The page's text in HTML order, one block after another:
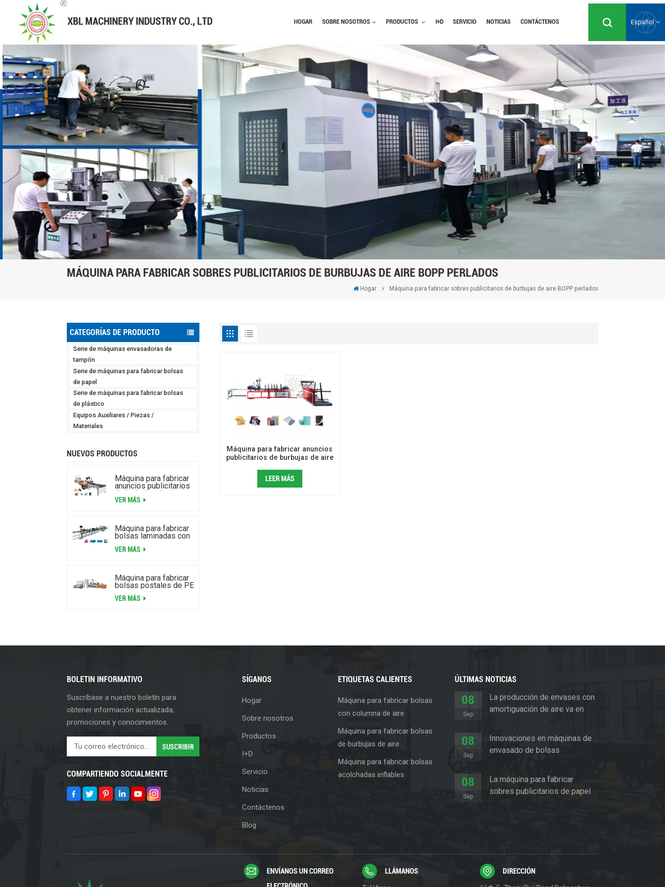
HOGAR SOBRE NOSOTROS PRODUCTOS I+D SERVICIO NOTICIAS CONTÁCTENOS Español
English
Русский
Español
Português
MÁQUINA PARA FABRICAR SOBRES PUBLICITARIOS DE BURBUJAS DE AIRE BOPP PERLADOS
Hogar Máquina para fabricar sobres publicitarios de burbujas de aire BOPP perlados
CATEGORÍAS DE PRODUCTO
Serie de máquinas envasadoras de
tampón
Serie de máquinas para fabricar bolsas
de papel
Serie de máquinas para fabricar bolsas
de plástico
Equipos Auxiliares / Piezas /
Materiales
NUEVOS PRODUCTOS
Máquina para fabricar
anuncios publicitarios
de burbujas de aire
laminados de alta
VER MÁS
Máquina para fabricar
bolsas laminadas con
cremallera y burbujas
de aire
VER MÁS
Máquina para fabricar
bolsas postales de PE
VER MÁS
Máquina para fabricar anuncios
publicitarios de burbujas de aire
LEER MÁS
BOLETIN INFORMATIVO
Suscríbase a nuestro boletín para
obtener información actualizada,
promociones y conocimientos.
COMPARTIENDO SOCIALMENTE
SÍGANOS
Hogar
Sobre nosotros
Productos
I+D
Servicio
Noticias
Contáctenos
Blog
ETIQUETAS CALIENTES
Máquina para fabricar bolsas
con columna de aire
Máquina para fabricar bolsas
de burbujas de aire
Máquina para fabricar bolsas
acolchadas inflables
ÚLTIMAS NOTICIAS
08
Sep
La producción de envases con
amortiguación de aire va en
08
Sep
Innovaciones en máquinas de
envasado de bolsas
08
Sep
La máquina para fabricar
sobres publicitarios de papel
ENVÍANOS UN CORREO
LLÁMANOS
DIRECCIÓN